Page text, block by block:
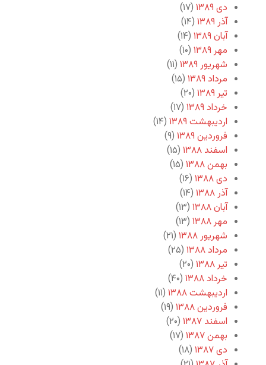
دی ۱۳۸۹
(۱۷)
آذر ۱۳۸۹
(۱۴)
آبان ۱۳۸۹
(۱۴)
مهر ۱۳۸۹
(۱۰)
شهریور ۱۳۸۹
(۱۱)
مرداد ۱۳۸۹
(۱۵)
تیر ۱۳۸۹
(۲۰)
خرداد ۱۳۸۹
(۱۷)
اردیبهشت ۱۳۸۹
(۱۴)
فروردین ۱۳۸۹
(۹)
اسفند ۱۳۸۸
(۱۵)
بهمن ۱۳۸۸
(۱۵)
دی ۱۳۸۸
(۱۶)
آذر ۱۳۸۸
(۱۴)
آبان ۱۳۸۸
(۱۳)
مهر ۱۳۸۸
(۱۳)
شهریور ۱۳۸۸
(۲۱)
مرداد ۱۳۸۸
(۲۵)
تیر ۱۳۸۸
(۲۰)
خرداد ۱۳۸۸
(۴۰)
اردیبهشت ۱۳۸۸
(۱۱)
فروردین ۱۳۸۸
(۱۹)
اسفند ۱۳۸۷
(۲۰)
بهمن ۱۳۸۷
(۱۷)
دی ۱۳۸۷
(۱۸)